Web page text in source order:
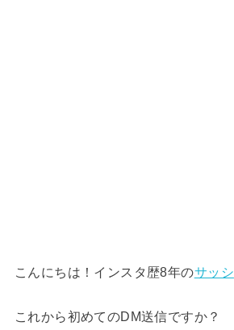
こんにちは！インスタ歴8年のサッシ
これから初めてのDM送信ですか？